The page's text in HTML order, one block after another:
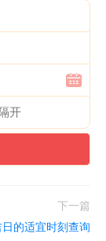
下一篇
的适宜时刻查询